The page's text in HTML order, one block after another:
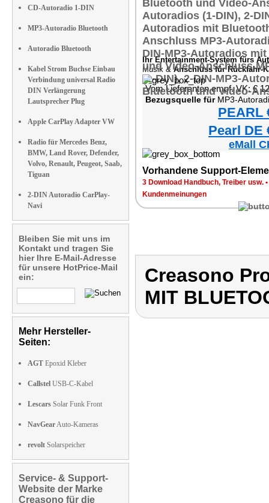
CD-Autoradio 1-DIN
MP3-Autoradio Bluetooth
Autoradio Bluetooth
Kabel Strom Buchse Einbau
Verbindung universal Radio
DIN Verlängerung
Lautsprecher Plug
Apple CarPlay Adapter VW
Radio für Mercedes Benz,
BMW, Land Rover, Defender,
Volvo, Renault, Peugeot, Saab,
Tiguan
2-DIN Autoradio CarPlay-
Navi
Bleiben Sie mit uns im
Kontakt und tragen Sie
hier Ihre E-Mail-Adresse
für unsere HotPrice-Mail
ein:
Mehr Hersteller-
Seiten:
AGT Epoxid Kleber
Callstel USB-C-Kabel
Lescars Solar Funk Front
NavGearAuto-Kameras
revolt Solarspeicher
Service- & Support-
Website der Marke
Creasono für die
Ihr Entertainment-System fürs
Musik &Anschluss für Rückfahr-
Vom Lieferanten empf. VK: €
Bezugsquelle fürMP3-Autoradio (1-DIN)
PEARL
Pearl DE
eMall
Vorhandene Support-
3 Download Handbuch, Treiber usw. •
Kundenmeinungen
Creasono
MIT